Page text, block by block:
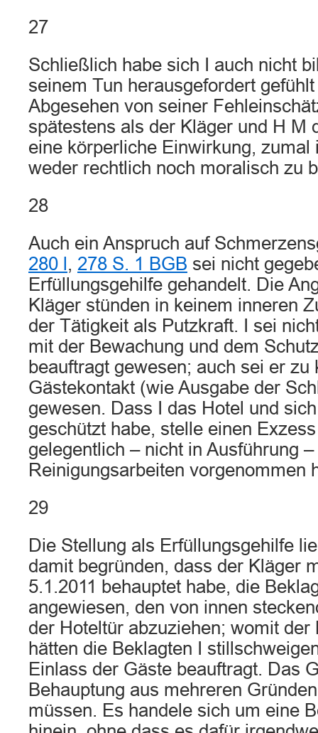
27
Schließlich habe sich I auch nicht
seinem Tun herausgefordert
Abgesehen von seiner
spätestens als der Kläger und H M
eine körperliche Einwirkung, zumal
weder rechtlich noch moralisch zu
28
Auch ein Anspruch auf
280 l , 278 S. 1 BGB sei nicht
Erfüllungsgehilfe gehandelt. Die
Kläger stünden in keinem inneren
der Tätigkeit als Putzkraft. I sei
mit der Bewachung und dem
beauftragt gewesen; auch sei er zu
Gästekontakt (wie Ausgabe der
gewesen. Dass I das Hotel und
geschützt habe, stelle einen
gelegentlich – nicht in Ausführung –
Reinigungsarbeiten vorgenommen
29
Die Stellung als Erfüllungsgehilfe
damit begründen, dass der Kläger
5.1.2011 behauptet habe, die
angewiesen, den von innen
der Hoteltür abzuziehen; womit der
hätten die Beklagten I
Einlass der Gäste beauftragt. Das
Behauptung aus mehreren
müssen. Es handele sich um eine